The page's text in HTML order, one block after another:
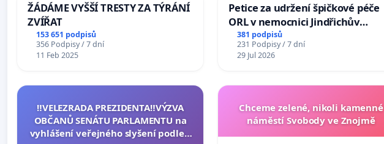
ŽÁDÁME VYŠŠÍ TRESTY ZA TÝRÁNÍ
ZVÍŘAT
153 651 podpisů
356 Podpisy / 7 dní
11 Feb 2025
Petice za udržení špičkové péče
ORL v nemocnici Jindřichův
Hradec
381 podpisů
231 Podpisy / 7 dní
29 Jul 2026
‼️VELEZRADA PREZIDENTA‼️VÝZVA
OBČANŮ SENÁTU PARLAMENTU na
vyhlášení veřejného slyšení podle §
Chceme zelené, nikoli kamenné
náměstí Svobody ve Znojmě